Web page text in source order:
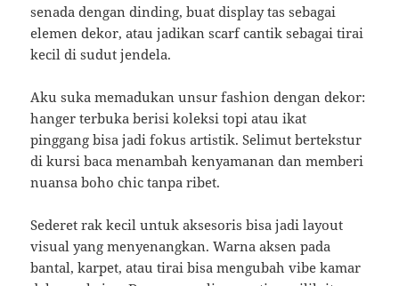
senada dengan dinding, buat display tas sebagai
elemen dekor, atau jadikan scarf cantik sebagai tirai
kecil di sudut jendela.
Aku suka memadukan unsur fashion dengan dekor:
hanger terbuka berisi koleksi topi atau ikat
pinggang bisa jadi fokus artistik. Selimut bertekstur
di kursi baca menambah kenyamanan dan memberi
nuansa boho chic tanpa ribet.
Sederet rak kecil untuk aksesoris bisa jadi layout
visual yang menyenangkan. Warna aksen pada
bantal, karpet, atau tirai bisa mengubah vibe kamar